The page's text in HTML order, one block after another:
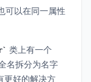
可以在同一属性
类上有一个
名拆分为名字
更好的解决方